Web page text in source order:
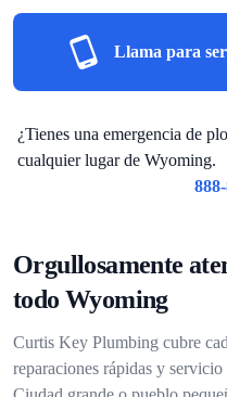
Llama para
¿Tienes una emergencia de
cualquier lugar de Wyoming.
Orgullosamente
todo Wyoming
Curtis Key Plumbing cubre
reparaciones rápidas y